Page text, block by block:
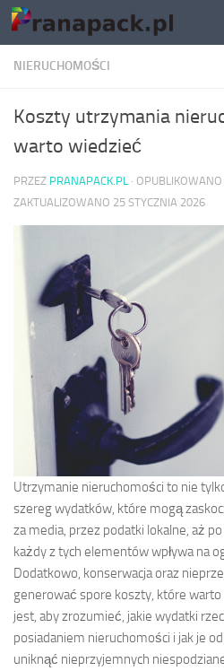
Skip to content
NIERUCHOMOŚCI
Koszty utrzymania
warto wiedzieć
PRZEZ PRANAPACK.PL · OPUBLIKOWANO
ZAKTUALIZOWANO 25 STYCZNIA 2026
Utrzymanie nieruchomości to nie
szereg wydatków, które mogą
za media, przez podatki lokalne, aż
każdy z tych elementów wpływa na
Dodatkowo, konserwacja oraz
generować spore koszty, które
jest, aby zrozumieć, jakie wydatki
posiadaniem nieruchomości i jak je
uniknąć nieprzyjemnych